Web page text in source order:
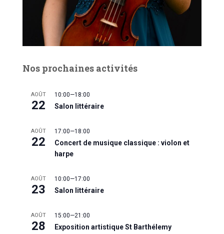
Nos prochaines activités
AOÛT
22
10:00—18:00
Salon littéraire
AOÛT
22
17:00—18:00
Concert de musique classique : violon et
harpe
AOÛT
23
10:00—17:00
Salon littéraire
AOÛT
28
15:00—21:00
Exposition artistique St Barthélemy